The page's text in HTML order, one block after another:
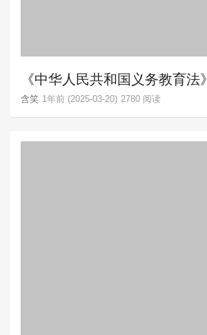
《中华人民共和国义务教育法》
含笑 1年前 (2025-03-20) 2780 阅读